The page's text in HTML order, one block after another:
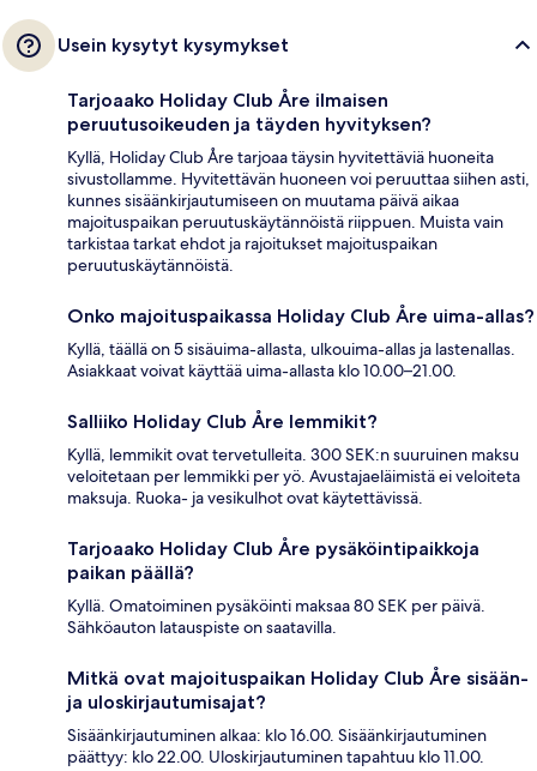
Usein kysytyt kysymykset
Tarjoaako Holiday Club Åre ilmaisen
peruutusoikeuden ja täyden hyvityksen?
Kyllä, Holiday Club Åre tarjoaa täysin hyvitettäviä huoneita
sivustollamme. Hyvitettävän huoneen voi peruuttaa siihen asti,
kunnes sisäänkirjautumiseen on muutama päivä aikaa
majoituspaikan peruutuskäytännöistä riippuen. Muista vain
tarkistaa tarkat ehdot ja rajoitukset majoituspaikan
peruutuskäytännöistä.
Onko majoituspaikassa Holiday Club Åre uima-allas?
Kyllä, täällä on 5 sisäuima-allasta, ulkouima-allas ja lastenallas.
Asiakkaat voivat käyttää uima-allasta klo 10.00–21.00.
Salliiko Holiday Club Åre lemmikit?
Kyllä, lemmikit ovat tervetulleita. 300 SEK:n suuruinen maksu
veloitetaan per lemmikki per yö. Avustajaeläimistä ei veloiteta
maksuja. Ruoka- ja vesikulhot ovat käytettävissä.
Tarjoaako Holiday Club Åre pysäköintipaikkoja
paikan päällä?
Kyllä. Omatoiminen pysäköinti maksaa 80 SEK per päivä.
Sähköauton latauspiste on saatavilla.
Mitkä ovat majoituspaikan Holiday Club Åre sisään-
ja uloskirjautumisajat?
Sisäänkirjautuminen alkaa: klo 16.00. Sisäänkirjautuminen
päättyy: klo 22.00. Uloskirjautuminen tapahtuu klo 11.00.